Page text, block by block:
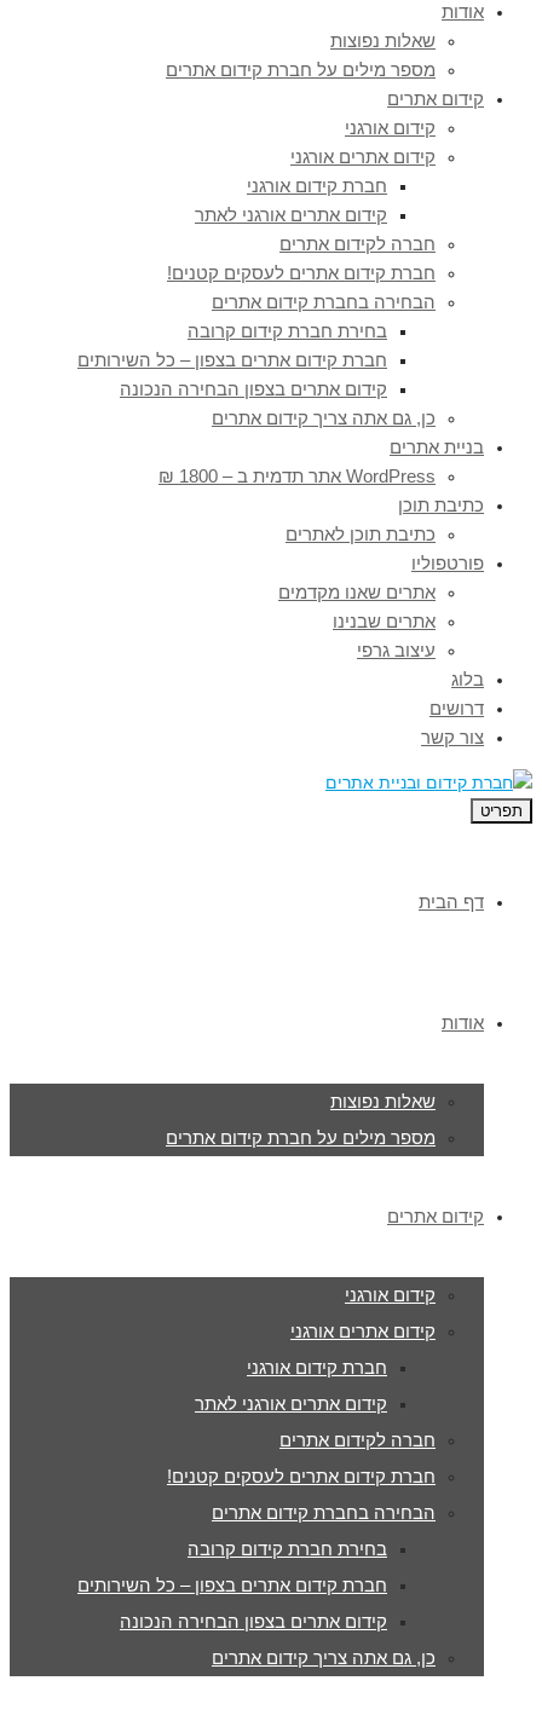
אודות
שאלות נפוצות
מספר מילים על חברת קידום אתרים
קידום אתרים
קידום אורגני
קידום אתרים אורגני
חברת קידום אורגני
קידום אתרים אורגני לאתר
חברה לקידום אתרים
חברת קידום אתרים לעסקים קטנים!
הבחירה בחברת קידום אתרים
בחירת חברת קידום קרובה
חברת קידום אתרים בצפון – כל השירותים
קידום אתרים בצפון הבחירה הנכונה
כן, גם אתה צריך קידום אתרים
בניית אתרים
WordPress אתר תדמית ב – 1800 ₪
כתיבת תוכן
כתיבת תוכן לאתרים
פורטפוליו
אתרים שאנו מקדמים
אתרים שבנינו
עיצוב גרפי
בלוג
דרושים
צור קשר
תפריט
דף הבית
אודות
שאלות נפוצות
מספר מילים על חברת קידום אתרים
קידום אתרים
קידום אורגני
קידום אתרים אורגני
חברת קידום אורגני
קידום אתרים אורגני לאתר
חברה לקידום אתרים
חברת קידום אתרים לעסקים קטנים!
הבחירה בחברת קידום אתרים
בחירת חברת קידום קרובה
חברת קידום אתרים בצפון – כל השירותים
קידום אתרים בצפון הבחירה הנכונה
כן, גם אתה צריך קידום אתרים